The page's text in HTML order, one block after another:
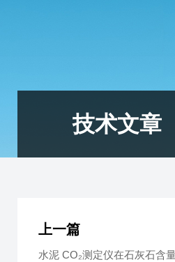
技术文章
上一篇
水泥 CO₂测定仪在石灰石含